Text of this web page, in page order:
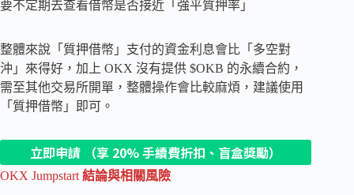
要不定期去查看借幣是否接近「強平質押率」
整體來說「質押借幣」支付的資金利息會比「多空對
沖」來得好，加上 OKX 沒有提供 $OKB 的永續合約，
需至其他交易所開單，整體操作會比較麻煩，建議使用
「質押借幣」即可。
立即申請 （享 20% 手續費折扣、盲盒獎勵）
OKX Jumpstart 結論與相關風險